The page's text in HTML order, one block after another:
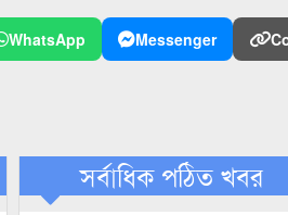
WhatsApp Messenger
সর্বাধিক পঠিত খবর